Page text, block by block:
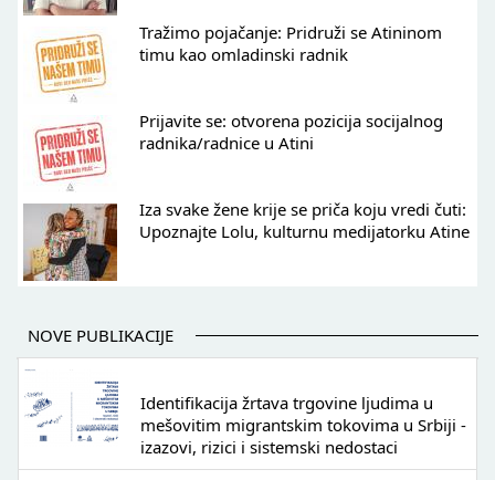
Tražimo pojačanje: Pridruži se Atininom
timu kao omladinski radnik
Prijavite se: otvorena pozicija socijalnog
radnika/radnice u Atini
Iza svake žene krije se priča koju vredi čuti:
Upoznajte Lolu, kulturnu medijatorku Atine
NOVE PUBLIKACIJE
Identifikacija žrtava trgovine ljudima u
mešovitim migrantskim tokovima u Srbiji -
izazovi, rizici i sistemski nedostaci